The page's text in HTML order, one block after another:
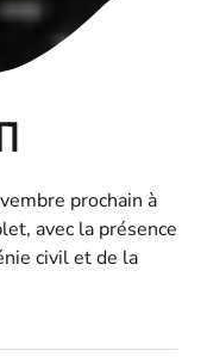
prochain à
avec la présence
civil et de la